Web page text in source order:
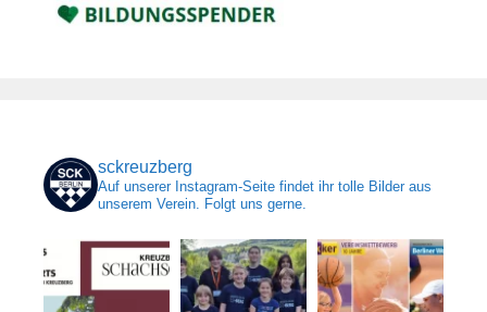
sckreuzberg
Auf unserer Instagram-Seite findet ihr tolle Bilder aus
unserem Verein. Folgt uns gerne.